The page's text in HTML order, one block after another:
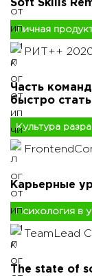
Soft Skills
Личная
РИТ++
Часть
быстро
Культура
Карьерные
Психология в
TeamLead
The state of